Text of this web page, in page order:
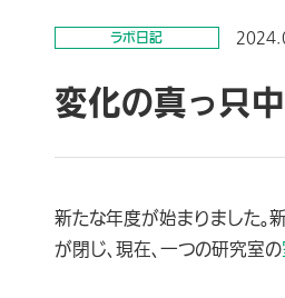
ラボ日記
変化の真っ只中
新たな年度が始まりました。
が閉じ、現在、一つの研究室の